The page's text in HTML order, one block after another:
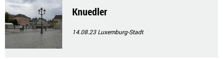
Knuedler
14.08.23Luxemburg-Stadt